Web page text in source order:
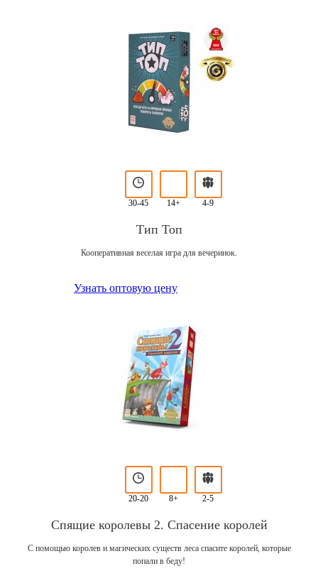
30-45 14+ 4-9
Тип Топ
Кооперативная веселая игра для вечеринок.
Узнать оптовую цену
20-20 8+ 2-5
Спящие королевы 2. Спасение королей
С помощью королев и магических существ леса спасите королей, которые
попали в беду!